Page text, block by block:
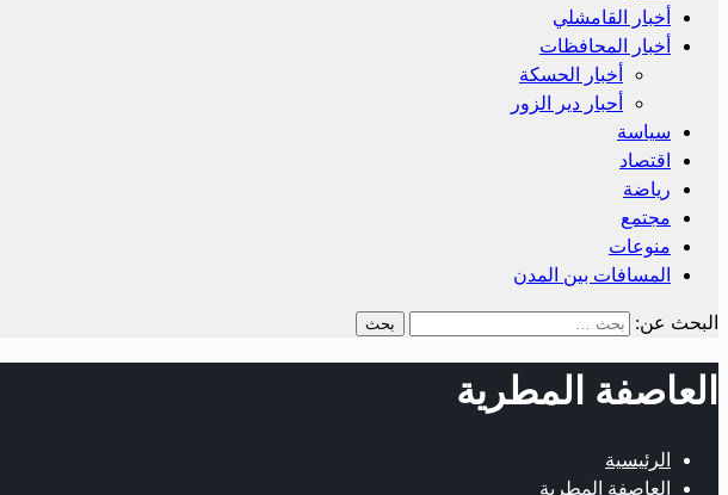
أخبار القامشلي
أخبار المحافظات
أخبار الحسكة
أحبار دير الزور
سياسة
اقتصاد
رياضة
مجتمع
منوعات
المسافات بين المدن
البحث عن:
العاصفة المطرية
الرئيسية
العاصفة المطرية